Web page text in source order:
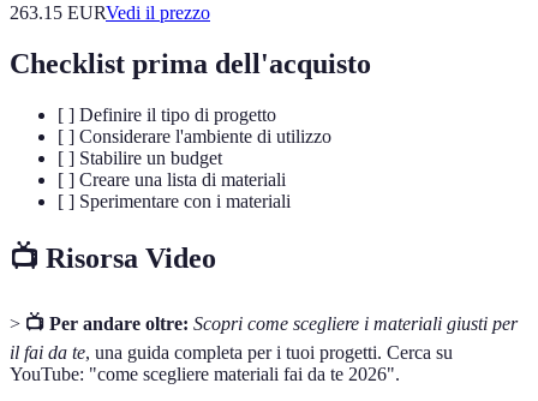
263.15 EURVedi il prezzo
Checklist prima dell'acquisto
[ ] Definire il tipo di progetto
[ ] Considerare l'ambiente di utilizzo
[ ] Stabilire un budget
[ ] Creare una lista di materiali
[ ] Sperimentare con i materiali
📺 Risorsa Video
> 📺 Per andare oltre: Scopri come scegliere i materiali giusti per
il fai da te, una guida completa per i tuoi progetti. Cerca su
YouTube: "come scegliere materiali fai da te 2026".